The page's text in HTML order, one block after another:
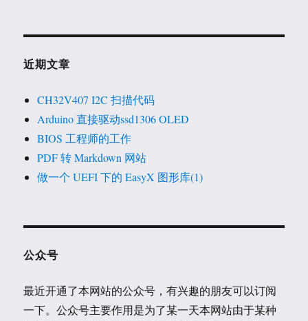
近期文章
CH32V407 I2C 扫描代码
Arduino 直接驱动ssd1306 OLED
BIOS 工程师的工作
PDF 转 Markdown 网站
做一个 UEFI 下的 EasyX 图形库(1)
公众号
最近开通了本网站的公众号，有兴趣的朋友可以订阅
一下。公众号主要作用是为了某一天本网站由于某种